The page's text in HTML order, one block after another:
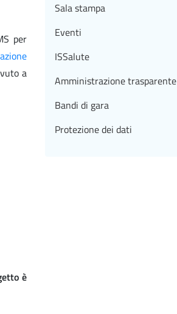
per
a
è
Sala stampa
Eventi
ISSalute
Amministrazione trasparente
Bandi di gara
Protezione dei dati